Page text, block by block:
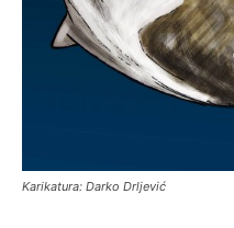
Karikatura: Darko Drljević